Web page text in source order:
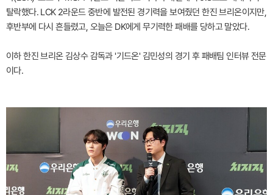
탈락했다. LCK 2라운드 중반에 발전된 경기력을 보여줬던 한진 브리온이지만,
후반부에 다시 흔들렸고, 오늘은 DK에게 무기력한 패배를 당하고 말았다.
이하 한진 브리온 김상수 감독과 '기드온' 김민성의 경기 후 패배팀 인터뷰 전문
이다.